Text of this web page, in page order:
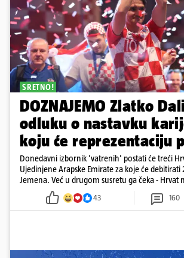
SRETNO!
DOZNAJEMO Zlatko
odluku o nastavku
koju će reprezentaciju
Donedavni izbornik 'vatrenih' postati će treći
Ujedinjene Arapske Emirate za koje će
Jemena. Već u drugom susretu ga čeka - Hrvat
43 160